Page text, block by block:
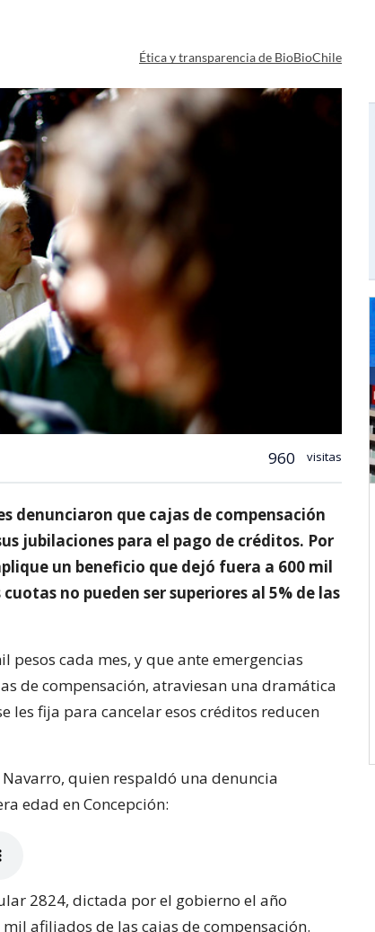
Ética y transparencia de BioBioChile
960 visitas
denunciaron que cajas de compensación
jubilaciones para el pago de créditos. Por
un beneficio que dejó fuera a 600 mil
no pueden ser superiores al 5% de las
pesos cada mes, y que ante emergencias
de compensación, atraviesan una dramática
les fija para cancelar esos créditos reducen
quien respaldó una denuncia
edad en Concepción:
2824, dictada por el gobierno el año
afiliados de las cajas de compensación.